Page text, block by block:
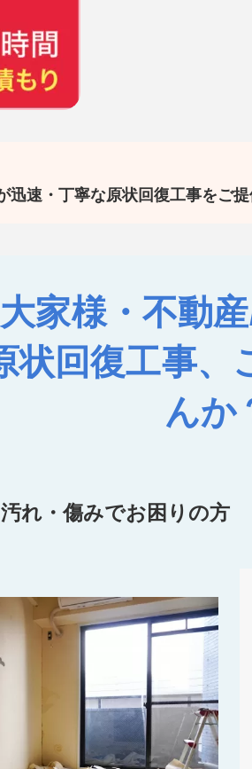
速・丁寧な原状回復工事をご
大家様・不動
状回復工事
んか
れ・傷みでお困りの方